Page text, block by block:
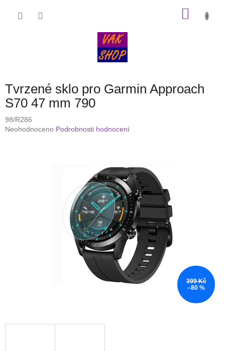
Tvrzené sklo pro Garmin Approach
S70 47 mm 790
98/R286
Průměrné
Neohodnoceno Podrobnosti hodnocení
399 Kč
–80 %